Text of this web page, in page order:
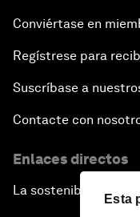
Esta
Conviértase en
Regístrese para
Suscríbase a
Contacte con
Enlaces directos
La sostenibilidad en